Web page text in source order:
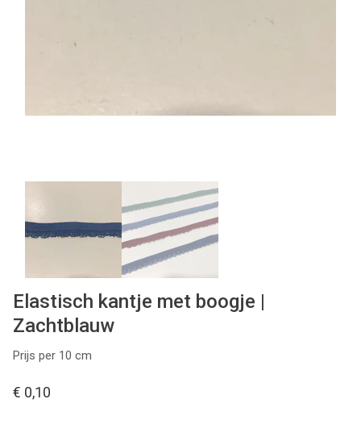
Elastisch kantje met boogje |
Zachtblauw
Prijs per 10 cm
€ 0,10